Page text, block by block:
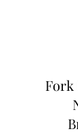
Fork